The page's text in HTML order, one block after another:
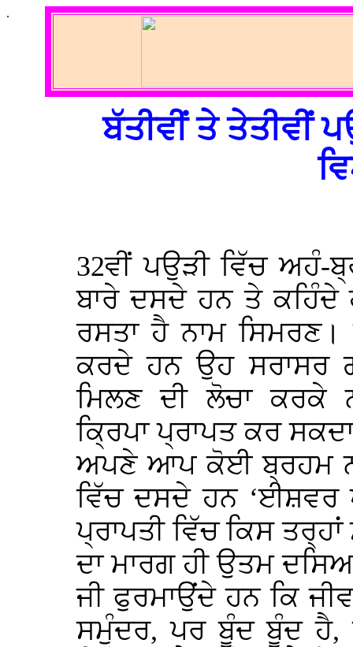
.
ਬੱਤੀਵੀਂ ਤੇ ਤੇਤੀਵੀਂ
32ਵੀਂ ਪਉੜੀ ਵਿੱਚ ਅਹੰ-
ਬਾਰੇ ਦਸਦੇ ਹਨ ਤੇ ਕਹਿੰਦੇ
ਰਸਤਾ ਹੈ ਨਾਮ
ਕਰਦੇ ਹਨ ਉਹ ਸਰਾਸਰ
ਮਿਲਣ ਦੀ ਲੋਚਾ ਕਰਕੇ
ਕ੍ਰਿਪਾ ਪ੍ਰਾਪਤ ਕਰ
ਅਪਣੇ ਆਪ ਕੋਈ ਬ੍ਰਹਮ
ਵਿੱਚ ਦਸਦੇ ਹਨ ‘ਈਸ਼ਵਰ
ਪ੍ਰਾਪਤੀ ਵਿੱਚ ਕਿਸ
ਦਾ ਮਾਰਗ ਹੀ ਉਤਮ
ਜੀ ਫੁਰਮਾਉਂਦੇ ਹਨ ਕਿ
ਸਮੁੰਦਰ, ਪਰ ਬੂੰਦ ਬੂੰਦ